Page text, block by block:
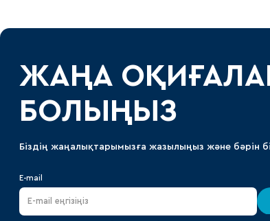
ЖАҢА
БОЛЫҢЫЗ
Біздің жаңалықтарымызға жазылыңыз және бәрін
E-mail